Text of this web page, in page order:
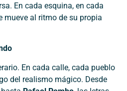
En cada esquina, en cada
mueve al ritmo de su propia
En cada calle, cada pueblo
del realismo mágico. Desde